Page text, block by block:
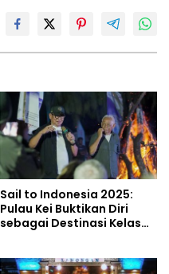
Sail to Indonesia 2025:
Pulau Kei Buktikan Diri
sebagai Destinasi Kelas